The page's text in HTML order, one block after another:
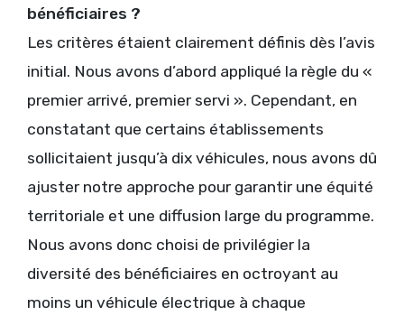
bénéficiaires ?
Les critères étaient clairement définis dès l’avis
initial. Nous avons d’abord appliqué la règle du «
premier arrivé, premier servi ». Cependant, en
constatant que certains établissements
sollicitaient jusqu’à dix véhicules, nous avons dû
ajuster notre approche pour garantir une équité
territoriale et une diffusion large du programme.
Nous avons donc choisi de privilégier la
diversité des bénéficiaires en octroyant au
moins un véhicule électrique à chaque